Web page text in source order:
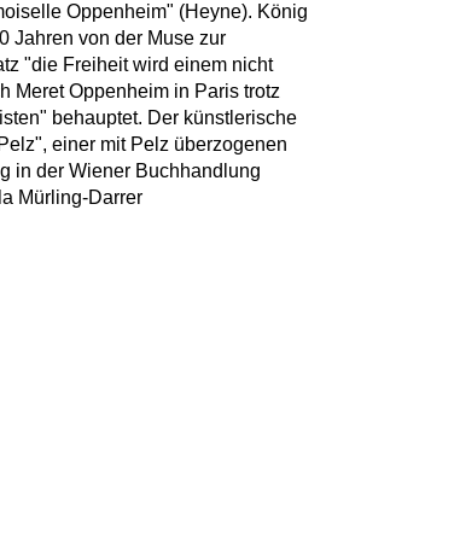
Oppenheim" (Heyne). König
Jahren von der Muse zur
"die Freiheit wird einem nicht
Meret Oppenheim in Paris trotz
behauptet. Der künstlerische
einer mit Pelz überzogenen
in der Wiener Buchhandlung
Mürling-Darrer